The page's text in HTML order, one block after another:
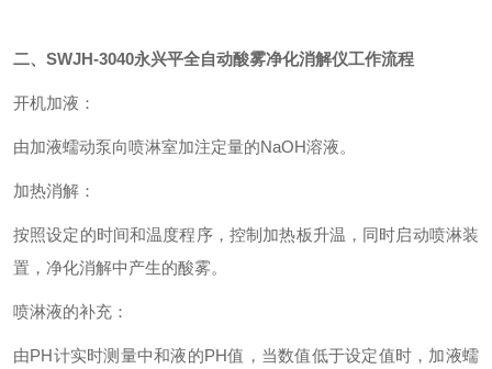
二、SWJH-3040永兴平全自动酸雾净化消解仪工作流程
开机加液：
由加液蠕动泵向喷淋室加注定量的NaOH溶液。
加热消解：
按照设定的时间和温度程序，控制加热板升温，同时启动喷淋装
置，净化消解中产生的酸雾。
喷淋液的补充：
由PH计实时测量中和液的PH值，当数值低于设定值时，加液蠕